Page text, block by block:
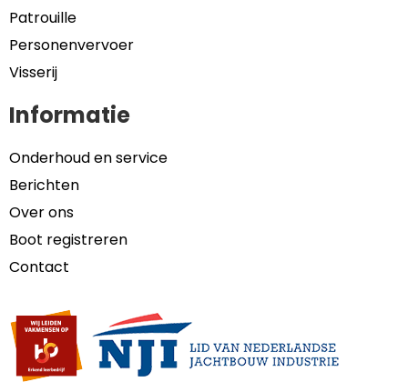
Patrouille
Personenvervoer
Visserij
Informatie
Onderhoud en service
Berichten
Over ons
Boot registreren
Contact